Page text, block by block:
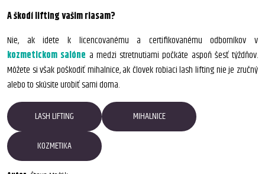
A škodí lifting vašim riasam?
Nie, ak idete k licencovanému a certifikovanému odborníkov v
kozmetickom salóne a medzi stretnutiami počkáte aspoň šesť týždňov.
Môžete si však poškodiť mihalnice, ak človek robiaci lash lifting nie je zručný
alebo to skúsite urobiť sami doma.
LASH LIFTING
MIHALNICE
KOZMETIKA